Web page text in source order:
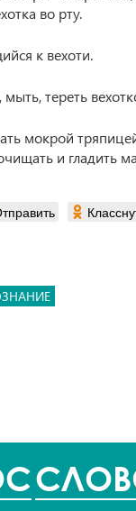
во рту.
к вехоти.
тереть
мокрой
и гладить